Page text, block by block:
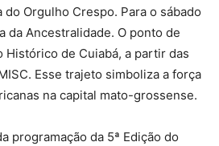
do Orgulho Crespo. Para o sábado
da Ancestralidade. O ponto de
Histórico de Cuiabá, a partir das
Esse trajeto simboliza a força
na capital mato-grossense.
programação da 5ª Edição do